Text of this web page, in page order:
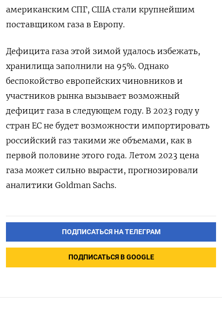
американским СПГ, США стали крупнейшим
поставщиком газа в Европу.
Дефицита газа этой зимой удалось избежать,
хранилища заполнили на 95%. Однако
беспокойство европейских чиновников и
участников рынка вызывает возможный
дефицит газа в следующем году. В 2023 году у
стран ЕС не будет возможности импортировать
российский газ такими же объемами, как в
первой половине этого года. Летом 2023 цена
газа может сильно вырасти, прогнозировали
аналитики Goldman Sachs.
ПОДПИСАТЬСЯ НА ТЕЛЕГРАМ
ПОДПИСАТЬСЯ В GOOGLE